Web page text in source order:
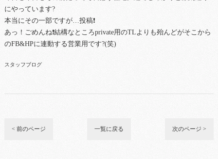
にやっています?
本当にその一部ですが…投稿❗
あっ！ごめんね❗結構なところprivate用のTLよりも殆んどがそこから
のFB&HPに連動する営業用です?(笑)
スタッフブログ
< 前のページ 一覧に戻る 次のページ >